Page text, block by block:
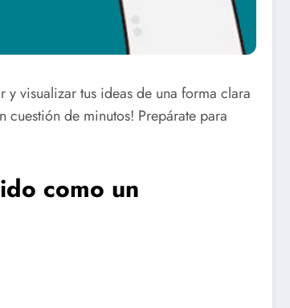
y visualizar tus ideas de una forma clara
cuestión de minutos! Prepárate para
como un